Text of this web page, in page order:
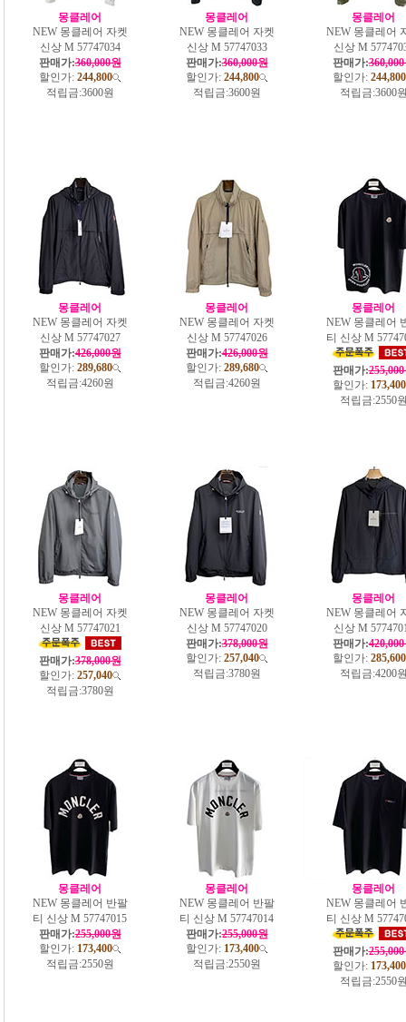
몽클레어
NEW 몽클레어 자켓
신상 M 57747034
판매가:360,000원
할인가: 244,800
적립금:3600원
몽클레어
NEW 몽클레어 자켓
신상 M 57747033
판매가:360,000원
할인가: 244,800
적립금:3600원
몽클레어
NEW 몽클레어
신상 M
판매가:
할인가: 244,800
적립금:3600
몽클레어
NEW 몽클레어 자켓
신상 M 57747027
판매가:426,000원
할인가: 289,680
적립금:4260원
몽클레어
NEW 몽클레어 자켓
신상 M 57747026
판매가:426,000원
할인가: 289,680
적립금:4260원
몽클레어
NEW 몽클레어
티 신상 M
판매가:
할인가: 173,400
적립금:2550
몽클레어
NEW 몽클레어 자켓
신상 M 57747021
판매가:378,000원
할인가: 257,040
적립금:3780원
몽클레어
NEW 몽클레어 자켓
신상 M 57747020
판매가:378,000원
할인가: 257,040
적립금:3780원
몽클레어
NEW 몽클레어
신상 M
판매가:
할인가: 285,600
적립금:4200
몽클레어
NEW 몽클레어 반팔
티 신상 M 57747015
판매가:255,000원
할인가: 173,400
적립금:2550원
몽클레어
NEW 몽클레어 반팔
티 신상 M 57747014
판매가:255,000원
할인가: 173,400
적립금:2550원
몽클레어
NEW 몽클레어
티 신상 M
판매가:
할인가: 173,400
적립금:2550